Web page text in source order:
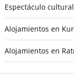
Espectáculo
Alojamientos en
Alojamientos en